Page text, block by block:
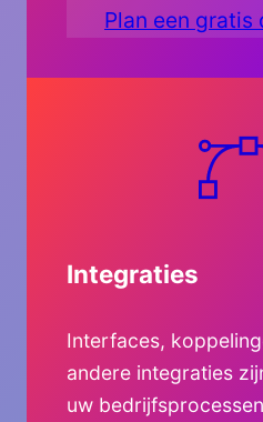
Plan een gratis
Integraties
Interfaces,
andere integraties
uw